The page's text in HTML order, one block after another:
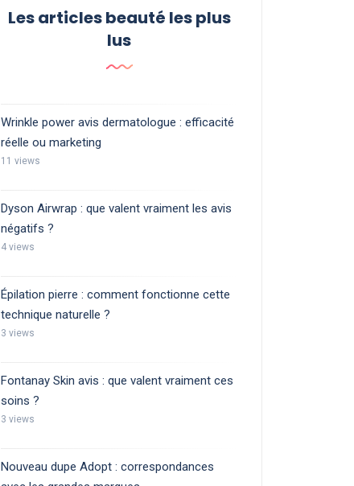
Les articles beauté les plus
lus
Wrinkle power avis dermatologue : efficacité
réelle ou marketing
11 views
Dyson Airwrap : que valent vraiment les avis
négatifs ?
4 views
Épilation pierre : comment fonctionne cette
technique naturelle ?
3 views
Fontanay Skin avis : que valent vraiment ces
soins ?
3 views
Nouveau dupe Adopt : correspondances